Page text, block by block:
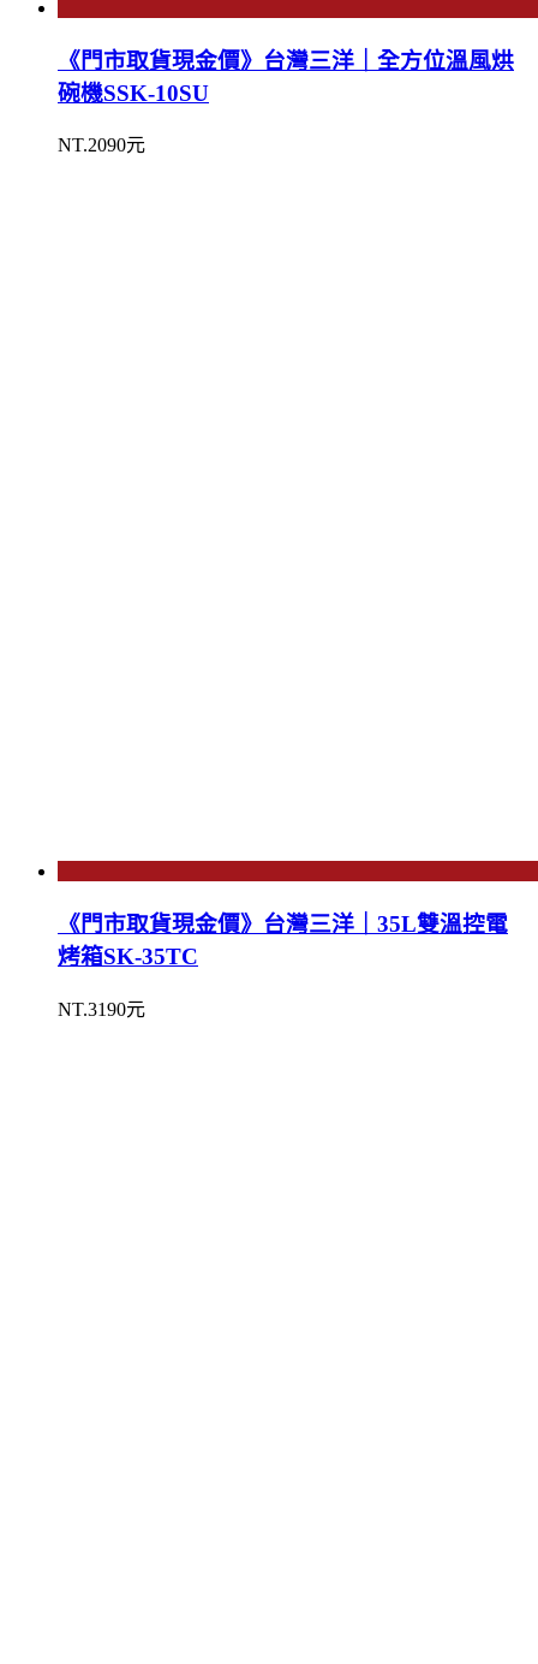
《門市取貨現金價》台灣三洋｜全方位溫風烘
碗機SSK-10SU
NT.2090元
《門市取貨現金價》台灣三洋｜35L雙溫控電
烤箱SK-35TC
NT.3190元